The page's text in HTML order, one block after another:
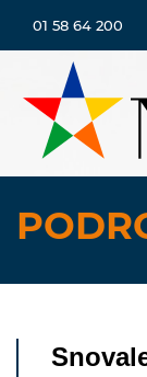
01 58 64 200